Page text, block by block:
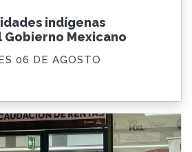
indígenas
Mexicano
06 DE AGOSTO